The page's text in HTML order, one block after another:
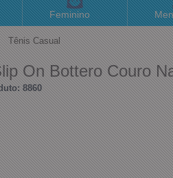
Feminino
Tênis Casual
On Bottero Couro
8860